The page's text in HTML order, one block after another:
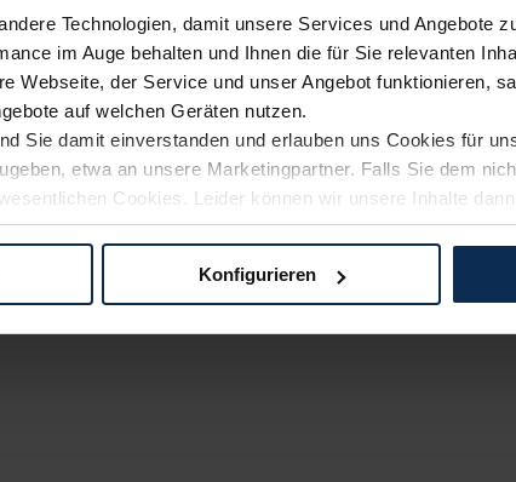
Technologien, damit unsere Services und Angebote
im Auge behalten und Ihnen die für Sie relevanten
Webseite, der Service und unser Angebot funktionieren,
auf welchen Geräten nutzen.
Sie damit einverstanden und erlauben uns Cookies für
etwa an unsere Marketingpartner. Falls Sie dem
Cookies. Leider können wir unsere Inhalte
Weg zu Ihrem Neuwagen unterstützen. Sie können die
Konfigurieren